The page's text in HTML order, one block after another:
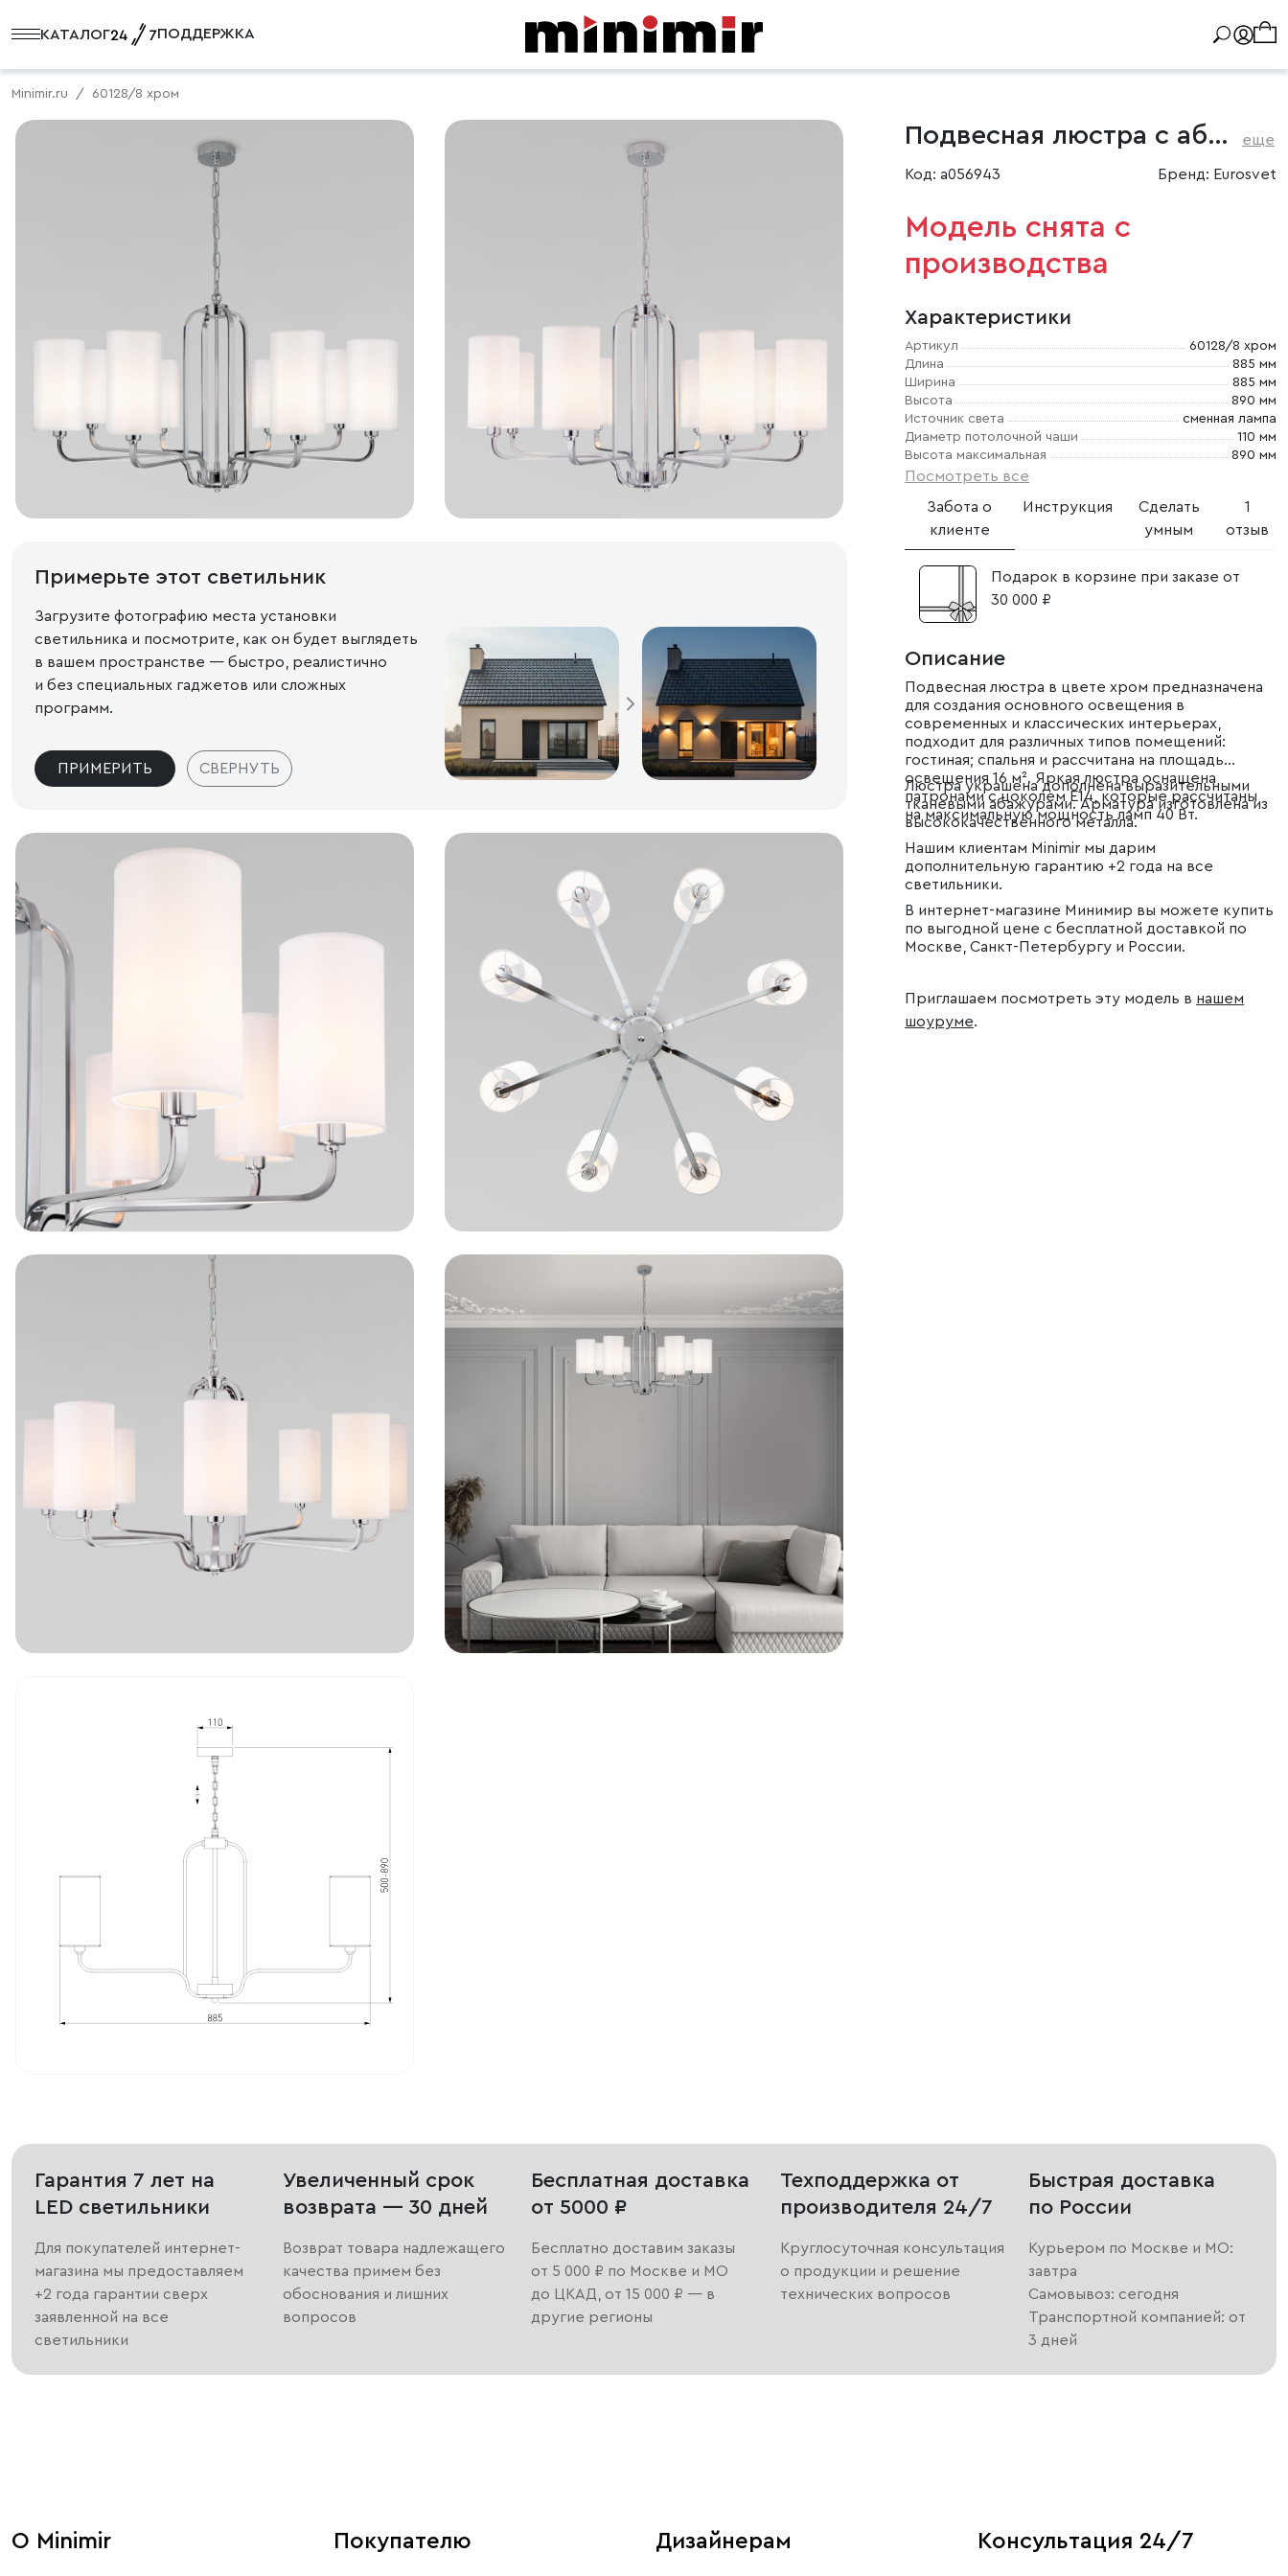
КАТАЛОГ ПОДДЕРЖКА
Minimir.ru 60128/8 хром
Примерьте этот светильник
Загрузите фотографию места установки
светильника и посмотрите, как он будет выглядеть
в вашем пространстве — быстро, реалистично
и без специальных гаджетов или сложных
программ.
ПРИМЕРИТЬ СВЕРНУТЬ
Подвесная люстра с абажурами еще
Код: a056943 Бренд: Eurosvet
Модель снята с
производства
Характеристики
Артикул
60128/8 хром
Длина
885 мм
Ширина
885 мм
Высота
890 мм
Источник света
сменная лампа
Диаметр потолочной чаши
110 мм
Высота максимальная
890 мм
Посмотреть все
Забота о
клиенте
Инструкция
Сделать
умным
1
отзыв
Подарок в корзине при заказе от
30 000 ₽
Описание
Подвесная люстра в цвете хром предназначена
для создания основного освещения в
современных и классических интерьерах,
подходит для различных типов помещений:
гостиная; спальня и рассчитана на площадь
освещения 16 м². Яркая люстра оснащена
патронами с цоколем Е14, которые рассчитаны
на максимальную мощность ламп 40 Вт.
Люстра украшена дополнена выразительными
тканевыми абажурами. Арматура изготовлена из
высококачественного металла.
Нашим клиентам Minimir мы дарим
дополнительную гарантию +2 года на все
светильники.
В интернет-магазине Минимир вы можете купить
по выгодной цене с бесплатной доставкой по
Москве, Санкт-Петербургу и России.
Приглашаем посмотреть эту модель в нашем
шоуруме.
Гарантия 7 лет на
LED светильники
Для покупателей интернет-
магазина мы предоставляем
+2 года гарантии сверх
заявленной на все
светильники
Увеличенный срок
возврата — 30 дней
Возврат товара надлежащего
качества примем без
обоснования и лишних
вопросов
Бесплатная доставка
от 5000 ₽
Бесплатно доставим заказы
от 5 000 ₽ по Москве и МО
до ЦКАД, от 15 000 ₽ — в
другие регионы
Техподдержка от
производителя 24/7
Круглосуточная консультация
о продукции и решение
технических вопросов
Быстрая доставка
по России
Курьером по Москве и МО:
завтра
Самовывоз: сегодня
Транспортной компанией: от
3 дней
О Minimir Покупателю Дизайнерам Консультация 24/7